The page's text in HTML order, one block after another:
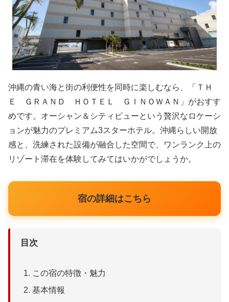
沖縄の青い海と街の利便性を同時に楽しむなら、「ＴＨ
Ｅ ＧＲＡＮＤ ＨＯＴＥＬ ＧＩＮＯＷＡＮ」がおすす
めです。オーシャン＆シティビューという贅沢なロケーシ
ョンが魅力のプレミアム3スターホテル。沖縄らしい開放
感と、洗練された設備が融合した空間で、ワンランク上の
リゾート滞在を体験してみてはいかがでしょうか。
宿の詳細はこちら
目次
この宿の特徴・魅力
基本情報